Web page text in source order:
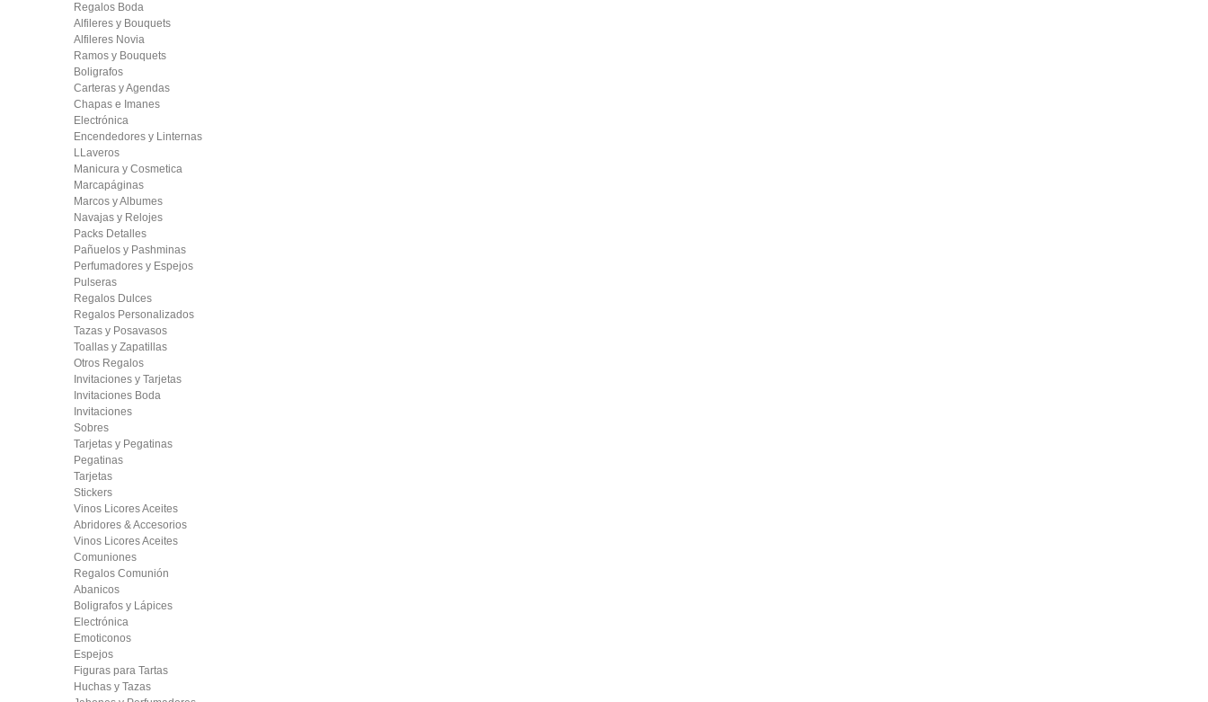
Regalos Boda
Alfileres y Bouquets
Alfileres Novia
Ramos y Bouquets
Boligrafos
Carteras y Agendas
Chapas e Imanes
Electrónica
Encendedores y Linternas
LLaveros
Manicura y Cosmetica
Marcapáginas
Marcos y Albumes
Navajas y Relojes
Packs Detalles
Pañuelos y Pashminas
Perfumadores y Espejos
Pulseras
Regalos Dulces
Regalos Personalizados
Tazas y Posavasos
Toallas y Zapatillas
Otros Regalos
Invitaciones y Tarjetas
Invitaciones Boda
Invitaciones
Sobres
Tarjetas y Pegatinas
Pegatinas
Tarjetas
Stickers
Vinos Licores Aceites
Abridores & Accesorios
Vinos Licores Aceites
Comuniones
Regalos Comunión
Abanicos
Boligrafos y Lápices
Electrónica
Emoticonos
Espejos
Figuras para Tartas
Huchas y Tazas